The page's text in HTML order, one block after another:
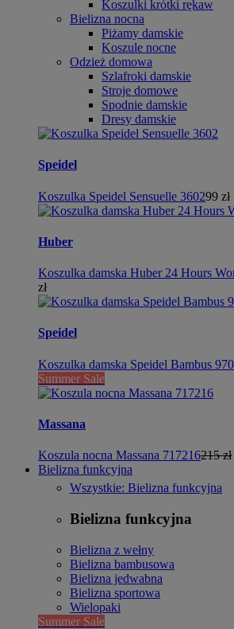
Koszulki krótki rękaw
Bielizna nocna
Piżamy damskie
Koszule nocne
Odzież domowa
Szlafroki damskie
Stroje domowe
Spodnie damskie
Dresy damskie
Speidel
Koszulka Speidel Sensuelle 360299 zł
Huber
Koszulka damska Huber 24 Hours
zł
Speidel
Koszulka damska Speidel Bambus
Summer Sale
Massana
Koszula nocna Massana 717216215 zł
Bielizna funkcyjna
Wszystkie: Bielizna funkcyjna
Bielizna funkcyjna
Bielizna z wełny
Bielizna bambusowa
Bielizna jedwabna
Bielizna sportowa
Wielopaki
Summer Sale